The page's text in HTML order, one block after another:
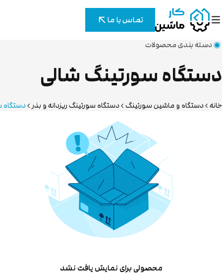
تماس با ما
دسته بندی محصولات
دستگاه سورتینگ شالی
خانه دستگاه و ماشین سورتینگ دستگاه سورتینگ ریزدانه و بذر دستگاه
محصولی برای نمایش یافت نشد